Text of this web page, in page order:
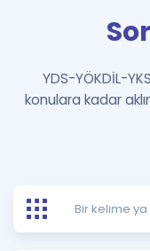
Remzi Hoca ile seni
Çalışma
Kitaplar ve
Ücretsiz
Blog
Hakkımızda
YDS-YÖKDİL-
konulara kadar